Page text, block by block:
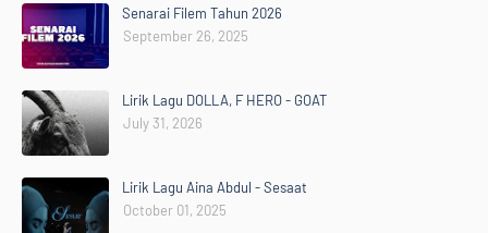
Senarai Filem Tahun 2026
September 26, 2025
Lirik Lagu DOLLA, F HERO - GOAT
July 31, 2026
Lirik Lagu Aina Abdul - Sesaat
October 01, 2025